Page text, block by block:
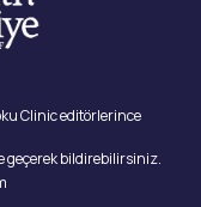
Clinic editörlerince
geçerek bildirebilirsiniz.